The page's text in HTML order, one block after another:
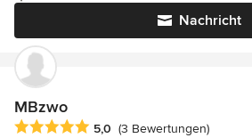
Nachricht
MBzwo
Durchschnittliche Bewertung: 5 von 5
5,0 (3 Bewertungen)